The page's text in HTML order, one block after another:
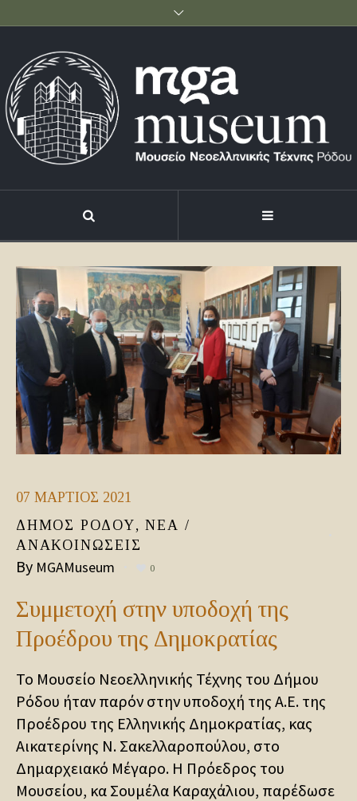
07 ΜΆΡΤΙΟΣ 2021
ΔΉΜΟΣ ΡΌΔΟΥ,ΝΈΑ /
ΑΝΑΚΟΙΝΏΣΕΙΣ
By MGAMuseum 0
Συμμετοχή στην υποδοχή της
Προέδρου της Δημοκρατίας
Το Μουσείο Νεοελληνικής Τέχνης του Δήμου
Ρόδου ήταν παρόν στην υποδοχή της Α.Ε. της
Προέδρου της Ελληνικής Δημοκρατίας, κας
Αικατερίνης Ν. Σακελλαροπούλου, στο
Δημαρχειακό Μέγαρο. Η Πρόεδρος του
Μουσείου, κα Σουμέλα Καραχάλιου, παρέδωσε